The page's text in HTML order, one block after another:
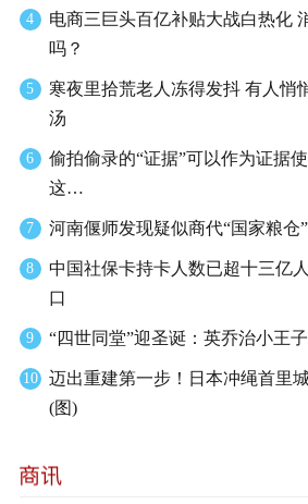
4
电商三巨头百亿补贴大战白热化
吗？
5
寒夜里拾荒老人冻得发抖 有人悄
汤
6
偷拍偷录的“证据”可以作为证据
这…
7 河南偃师发现疑似商代“国家粮仓”
8
中国社保卡持卡人数已超十三亿
口
9 “四世同堂”迎圣诞：英乔治小王
10
迈出重建第一步！日本冲绳首里
(图)